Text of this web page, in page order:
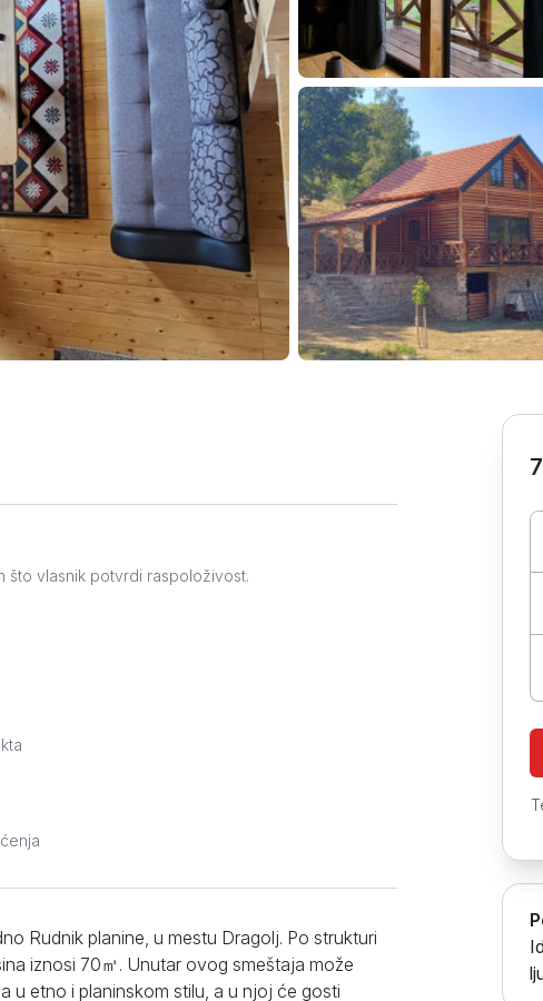
Subotica Nova Varoš Valjevo
Uvac Kruševac Pirot
Novi Pazar Zrenjanin Vršac
Gornji Milanovac Raška Leskovac
Bor Požarevac Senta
Požega
Sremska
Mitrovica
Ljubovija
Topola Bela Crkva Negotin
što vlasnik potvrdi raspoloživost.
Rudnik planine, u mestu Dragolj. Po strukturi
iznosi 70㎡. Unutar ovog smeštaja može
u etno i planinskom stilu, a u njoj će gosti